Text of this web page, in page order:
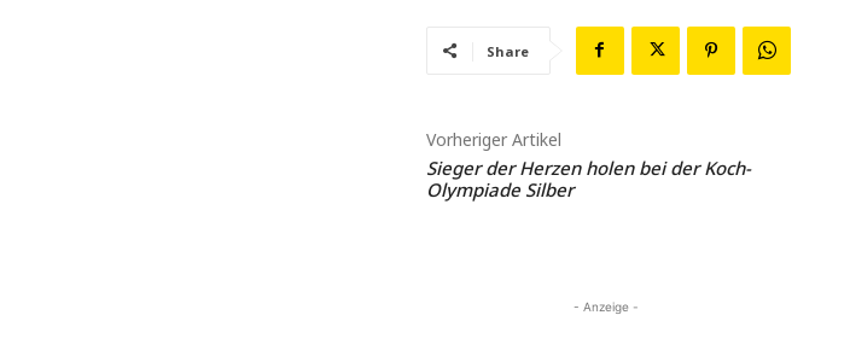
Share
Vorheriger Artikel
Sieger der Herzen holen bei der Koch-
Olympiade Silber
- Anzeige -